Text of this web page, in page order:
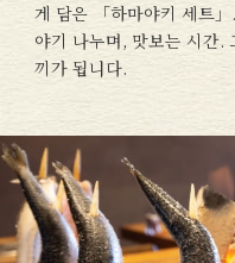
게 담은 「하마야키 세트
야기 나누며, 맛보는 시간.
끼가 됩니다.